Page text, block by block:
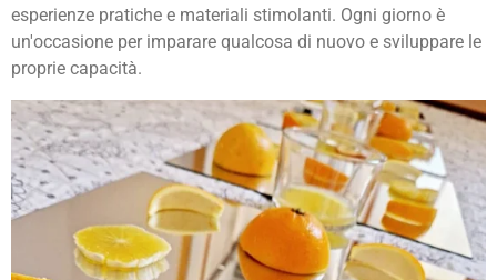
esperienze pratiche e materiali stimolanti. Ogni giorno è
un'occasione per imparare qualcosa di nuovo e sviluppare le
proprie capacità.